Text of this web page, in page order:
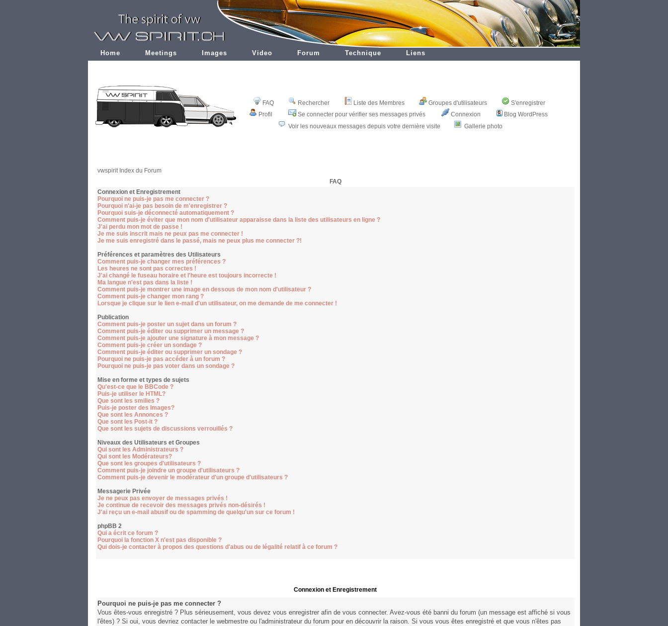
Home Meetings Images Video Forum Technique Liens
FAQ Rechercher Liste des Membres Groupes d'utilisateurs
S'enregistrer
Profil
Se connecter pour vérifier ses messages privés Connexion
Blog WordPress
Voir les nouveaux messages depuis votre dernière visite
Gallerie photo
vwspirit Index du Forum
FAQ
Connexion et Enregistrement
Pourquoi ne puis-je pas me connecter ?
Pourquoi n'ai-je pas besoin de m'enregistrer ?
Pourquoi suis-je déconnecté automatiquement ?
Comment puis-je éviter que mon nom d'utilisateur apparaisse dans la liste des utilisateurs en ligne ?
J'ai perdu mon mot de passe !
Je me suis inscrit mais ne peux pas me connecter !
Je me suis enregistré dans le passé, mais ne peux plus me connecter ?!
Préférences et paramètres des Utilisateurs
Comment puis-je changer mes préférences ?
Les heures ne sont pas correctes !
J'ai changé le fuseau horaire et l'heure est toujours incorrecte !
Ma langue n'est pas dans la liste !
Comment puis-je montrer une image en dessous de mon nom d'utilisateur ?
Comment puis-je changer mon rang ?
Lorsque je clique sur le lien e-mail d'un utilisateur, on me demande de me connecter !
Publication
Comment puis-je poster un sujet dans un forum ?
Comment puis-je éditer ou supprimer un message ?
Comment puis-je ajouter une signature à mon message ?
Comment puis-je créer un sondage ?
Comment puis-je éditer ou supprimer un sondage ?
Pourquoi ne puis-je pas accéder à un forum ?
Pourquoi ne puis-je pas voter dans un sondage ?
Mise en forme et types de sujets
Qu'est-ce que le BBCode ?
Puis-je utiliser le HTML?
Que sont les smilies ?
Puis-je poster des Images?
Que sont les Annonces ?
Que sont les Post-it ?
Que sont les sujets de discussions verrouillés ?
Niveaux des Utilisateurs et Groupes
Qui sont les Administrateurs ?
Qui sont les Modérateurs?
Que sont les groupes d'utilisateurs ?
Comment puis-je joindre un groupe d'utilisateurs ?
Comment puis-je devenir le modérateur d'un groupe d'utilisateurs ?
Messagerie Privée
Je ne peux pas envoyer de messages privés !
Je continue de recevoir des messages privés non-désirés !
J'ai reçu un e-mail abusif ou de spamming de quelqu'un sur ce forum !
phpBB 2
Qui a écrit ce forum ?
Pourquoi la fonction X n'est pas disponible ?
Qui dois-je contacter à propos des questions d'abus ou de légalité relatif à ce forum ?
Connexion et Enregistrement
Pourquoi ne puis-je pas me connecter ?
Vous êtes-vous enregistré ? Plus sérieusement, vous devez vous enregistrer afin de vous connecter. Avez-vous été banni du forum (un message est affiché si vous
l'êtes) ? Si oui, vous devriez contacter le webmestre ou l'administrateur du forum pour en découvrir la raison. Si vous vous êtes enregistré et que vous n'êtes pas